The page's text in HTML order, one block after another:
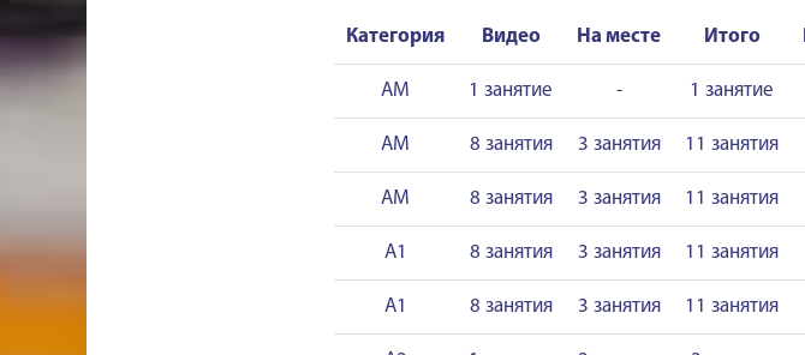
Категория Видео На месте Итого
AM 1 занятие - 1 занятие
AM 8 занятия 3 занятия 11 занятия
AM 8 занятия 3 занятия 11 занятия
A1 8 занятия 3 занятия 11 занятия
A1 8 занятия 3 занятия 11 занятия